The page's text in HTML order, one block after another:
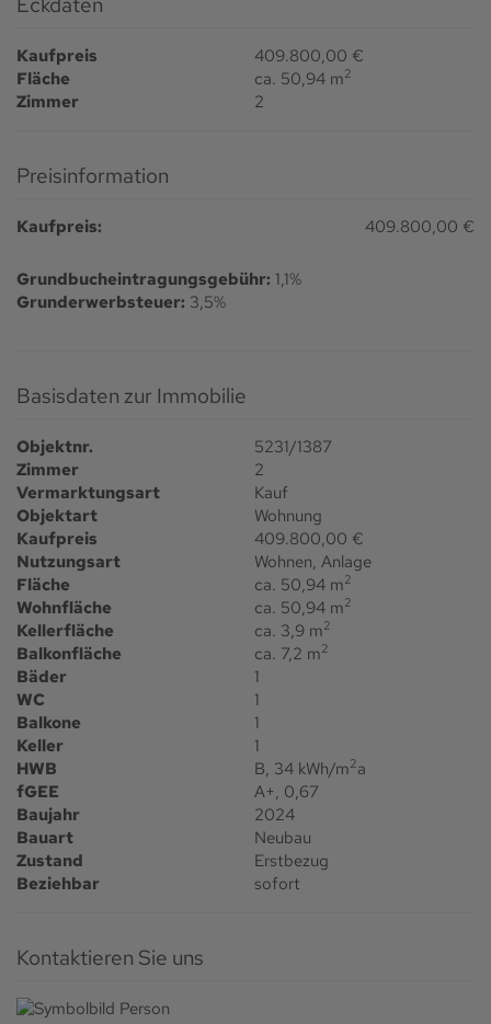
Kaufpreis
409.800,00 €
Fläche
ca. 50,94 m2
Zimmer 2
Preisinformation
Kaufpreis: 409.800,00 €
Grundbucheintragungsgebühr: 1,1%
Grunderwerbsteuer: 3,5%
Basisdaten zur Immobilie
Objektnr.
5231/1387
Zimmer
2
Vermarktungsart
Kauf
Objektart
Wohnung
Kaufpreis
409.800,00 €
Nutzungsart
Wohnen Anlage
Fläche
ca. 50,94 m2
Wohnfläche ca. 50,94 m2
Kellerfläche ca. 3,9 m2
Balkonfläche ca. 7,2 m2
Bäder
1
WC
1
Balkone
1
Keller
1
HWB
B, 34 kWh/m2a
fGEE
A+, 0,67
Baujahr
2024
Bauart
Neubau
Zustand
Erstbezug
Beziehbar
sofort
Kontaktieren Sie uns